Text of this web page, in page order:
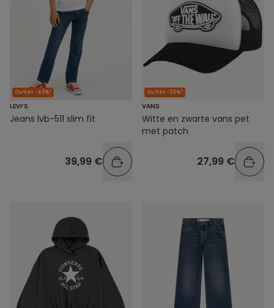
Outlet -40%*
LEVI’S
Jeans lvb-511 slim fit
39,99 €
Outlet -30%*
VANS
Witte en zwarte vans pet
met patch
27,99 €